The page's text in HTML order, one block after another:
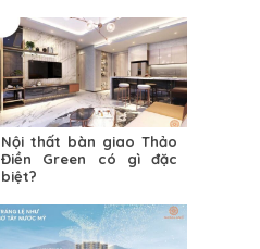
Nội thất bàn giao Thảo
Điền Green có gì đặc
biệt?